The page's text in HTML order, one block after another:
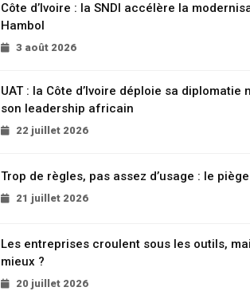
Côte d’Ivoire : la SNDI accélère la
Hambol
3 août 2026
UAT : la Côte d’Ivoire déploie sa
son leadership africain
22 juillet 2026
Trop de règles, pas assez d’usage : le
21 juillet 2026
Les entreprises croulent sous les outils,
mieux ?
20 juillet 2026